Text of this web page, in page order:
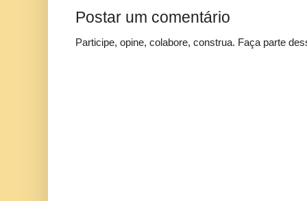
Postar um comentário
Participe, opine, colabore, construa. Faça parte